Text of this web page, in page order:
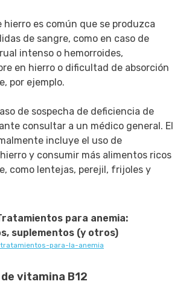
hierro es común que se produzca
de sangre, como en caso de
intenso o hemorroides,
en hierro o dificultad de absorción
por ejemplo.
de sospecha de deficiencia de
consultar a un médico general. El
incluye el uso de
y consumir más alimentos ricos
como lentejas, perejil, frijoles y
para anemia:
suplementos (y otros)
para-la-anemia
vitamina B12